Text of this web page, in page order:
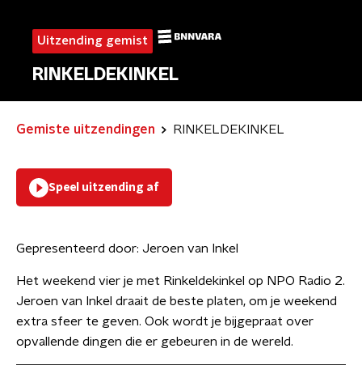
Uitzending gemist
RINKELDEKINKEL
Gemiste uitzendingen RINKELDEKINKEL
Speel uitzending af
Gepresenteerd door: Jeroen van Inkel
Het weekend vier je met Rinkeldekinkel op NPO Radio 2.
Jeroen van Inkel draait de beste platen, om je weekend
extra sfeer te geven. Ook wordt je bijgepraat over
opvallende dingen die er gebeuren in de wereld.